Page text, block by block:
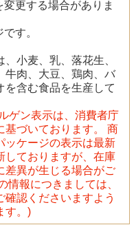
更する場合がありま
す。
小麦、乳、落花生、
牛肉、大豆、鶏肉、バ
を含む食品を生産して
ゲン表示は、消費者庁
基づいております。 商
ッケージの表示は最新
しておりますが、在庫
差異が生じる場合がご
情報につきましては、
確認くださいますよう
す。)